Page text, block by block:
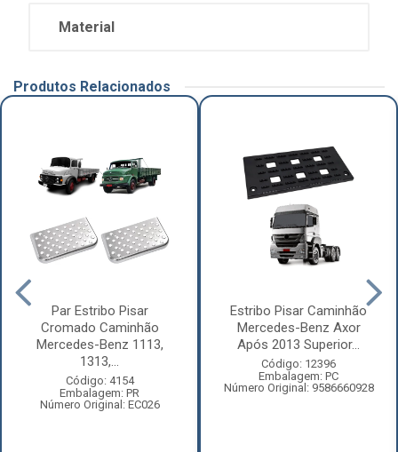
Material
Produtos Relacionados
Par Estribo Pisar
Cromado Caminhão
Mercedes-Benz 1113,
1313,...
Código: 4154
Embalagem: PR
Número Original: EC026
Estribo Pisar Caminhão
Mercedes-Benz Axor
Após 2013 Superior...
Código: 12396
Embalagem: PC
Número Original: 9586660928